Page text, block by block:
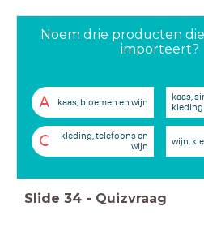
Noem drie producten
importeert?
A kaas, bloemen en wijn
kaas,
kleding
C
kleding, telefoons en
wijn
wijn,
Slide 34 - Quizvraag